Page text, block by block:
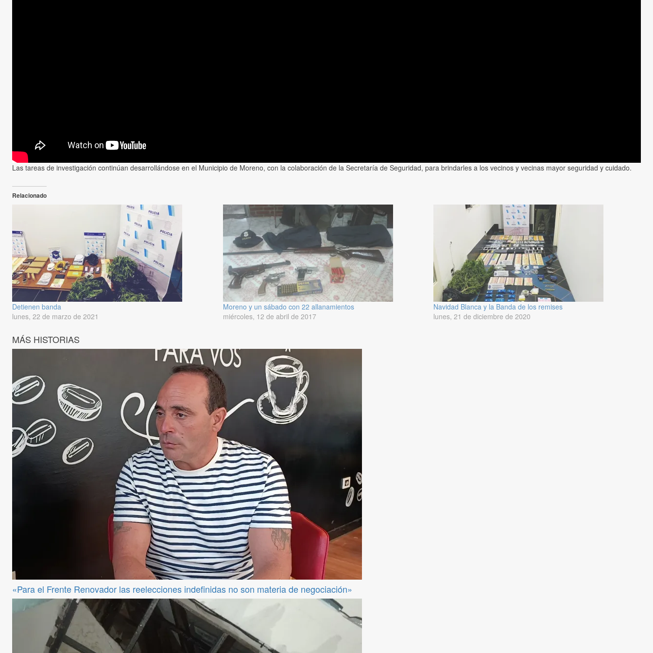
Las tareas de investigación continúan desarrollándose en el Municipio de Moreno, con la colaboración de la Secretaría de Seguridad, para brindarles a los vecinos y vecinas mayor seguridad y cuidado.
Relacionado
Detienen banda
lunes, 22 de marzo de 2021
Moreno y un sábado con 22 allanamientos
miércoles, 12 de abril de 2017
Navidad Blanca y la Banda de los remises
lunes, 21 de diciembre de 2020
MÁS HISTORIAS
«Para el Frente Renovador las reelecciones indefinidas no son materia de negociación»